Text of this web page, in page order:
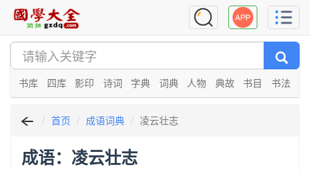
书库 四库 影印 诗词 字典 词典 人物 典故 书目 书法
首页 成语词典 凌云壮志
成语：凌云壮志